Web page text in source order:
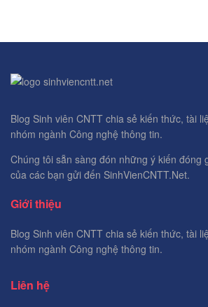
Blog Sinh viên CNTT chia sẻ kiến thức, tài
nhóm ngành Công nghệ thông tin.
Chúng tôi sẵn sàng đón những ý kiến đóng
của các bạn gửi đến SinhVienCNTT.Net.
Giới thiệu
Blog Sinh viên CNTT chia sẻ kiến thức, tài
nhóm ngành Công nghệ thông tin.
Liên hệ